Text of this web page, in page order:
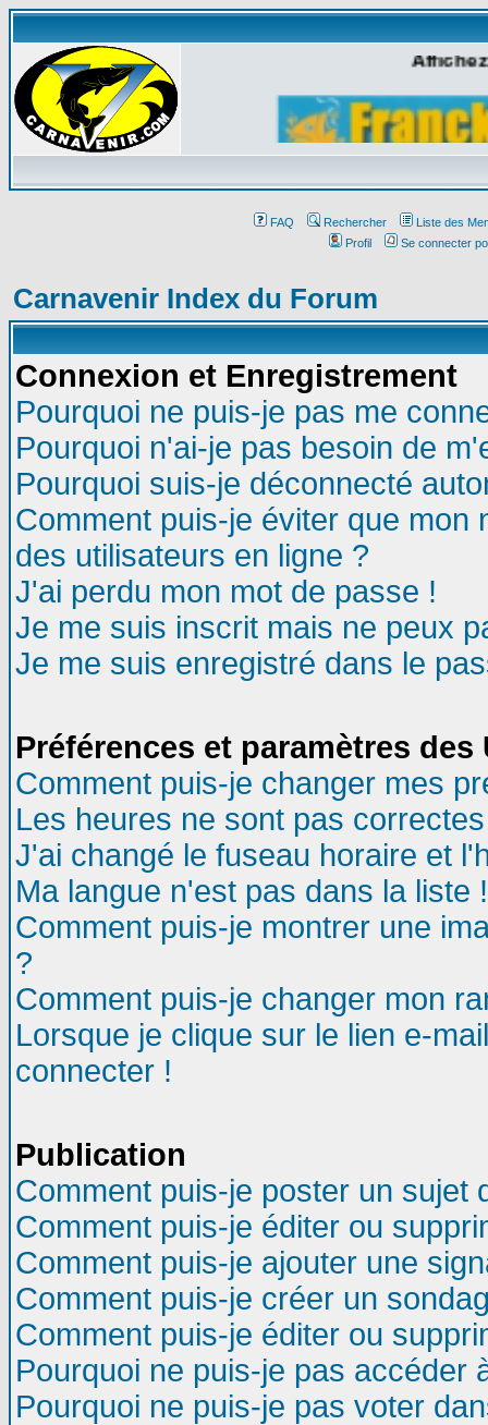
FAQ Rechercher
Liste des
Profil
Se connecter
Carnavenir Index du Forum
Connexion et Enregistrement
Pourquoi ne puis-je pas me
Pourquoi n'ai-je pas besoin de
Pourquoi suis-je déconnecté
Comment puis-je éviter que mon
des utilisateurs en ligne ?
J'ai perdu mon mot de passe !
Je me suis inscrit mais ne peux
Je me suis enregistré dans le
Préférences et paramètres
Comment puis-je changer mes
Les heures ne sont pas
J'ai changé le fuseau horaire et
Ma langue n'est pas dans la liste !
Comment puis-je montrer une
?
Comment puis-je changer mon
Lorsque je clique sur le lien e-
connecter !
Publication
Comment puis-je poster un sujet
Comment puis-je éditer ou
Comment puis-je ajouter une
Comment puis-je créer un
Comment puis-je éditer ou
Pourquoi ne puis-je pas accéder
Pourquoi ne puis-je pas voter